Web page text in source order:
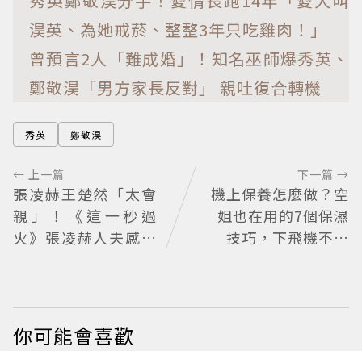
淏英、為她戒菸、整整3年只吃雞肉！」
曾預言2人「難成婚」！知名巫師爆秀英、
鄭敬淏「男方家長反對」 親吐復合轉機
秀英 鄭敬淏
← 上一篇
張凌赫王楚然「太會
親」！《這一秒過
火》張凌赫人夫感爆
下一篇 →
機上保養怎麼做？空
姐也在用的7個保濕
技巧，下飛機不乾
你可能會喜歡